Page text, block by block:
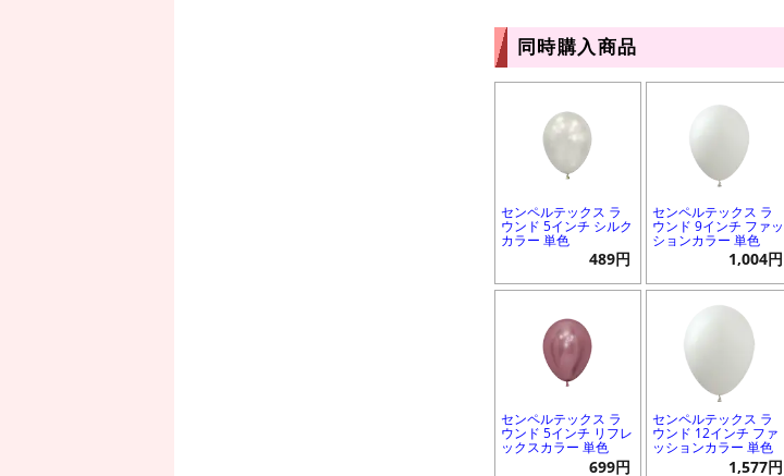
同時購入商品
センペルテックス ラ
ウンド 5インチ シルク
カラー 単色
489円
センペルテックス ラ
ウンド 9インチ ファッ
ションカラー 単色
1,004円
センペルテックス ラ
ウンド 5インチ リフレ
ックスカラー 単色
699円
センペルテックス ラ
ウンド 12インチ ファ
ッションカラー 単色
1,577円